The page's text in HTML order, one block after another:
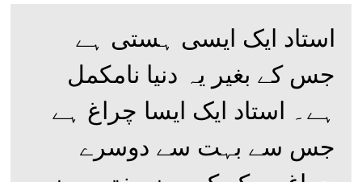
استاد ایک ایسی ہستی ہے
جس کے بغیر یہ دنیا نامکمل
ہے۔ استاد ایک ایسا چراغ ہے
جس سے بہت سے دوسرے